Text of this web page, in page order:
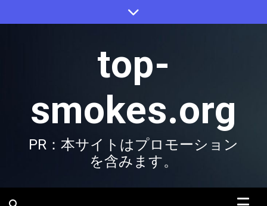
to
top-
smokes.org
PR：本サイトはプロモーション
を含みます。